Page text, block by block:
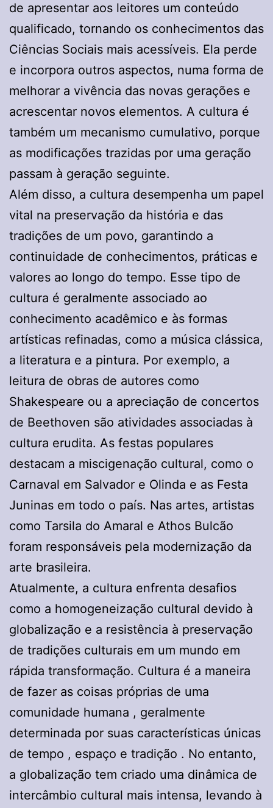
de apresentar aos leitores um conteúdo
qualificado, tornando os conhecimentos das
Ciências Sociais mais acessíveis. Ela perde
e incorpora outros aspectos, numa forma de
melhorar a vivência das novas gerações e
acrescentar novos elementos. A cultura é
também um mecanismo cumulativo, porque
as modificações trazidas por uma geração
passam à geração seguinte.
Além disso, a cultura desempenha um papel
vital na preservação da história e das
tradições de um povo, garantindo a
continuidade de conhecimentos, práticas e
valores ao longo do tempo. Esse tipo de
cultura é geralmente associado ao
conhecimento acadêmico e às formas
artísticas refinadas, como a música clássica,
a literatura e a pintura. Por exemplo, a
leitura de obras de autores como
Shakespeare ou a apreciação de concertos
de Beethoven são atividades associadas à
cultura erudita. As festas populares
destacam a miscigenação cultural, como o
Carnaval em Salvador e Olinda e as Festa
Juninas em todo o país. Nas artes, artistas
como Tarsila do Amaral e Athos Bulcão
foram responsáveis ​​pela modernização da
arte brasileira.
Atualmente, a cultura enfrenta desafios
como a homogeneização cultural devido à
globalização e a resistência à preservação
de tradições culturais em um mundo em
rápida transformação. Cultura é a maneira
de fazer as coisas próprias de uma
comunidade humana , geralmente
determinada por suas características únicas
de tempo , espaço e tradição . No entanto,
a globalização tem criado uma dinâmica de
intercâmbio cultural mais intensa, levando à